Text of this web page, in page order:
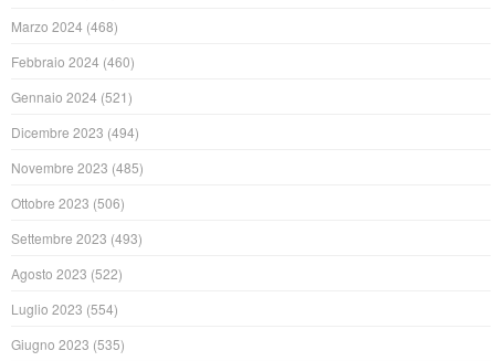
Marzo 2024 (468)
Febbraio 2024 (460)
Gennaio 2024 (521)
Dicembre 2023 (494)
Novembre 2023 (485)
Ottobre 2023 (506)
Settembre 2023 (493)
Agosto 2023 (522)
Luglio 2023 (554)
Giugno 2023 (535)